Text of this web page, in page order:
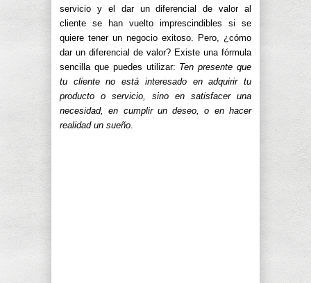
servicio y el dar un diferencial de valor al
cliente se han vuelto imprescindibles si se
quiere tener un negocio exitoso. Pero, ¿cómo
dar un diferencial de valor? Existe una fórmula
sencilla que puedes utilizar: Ten presente que
tu cliente no está interesado en adquirir tu
producto o servicio, sino en satisfacer una
necesidad, en cumplir un deseo, o en hacer
realidad un sueño.